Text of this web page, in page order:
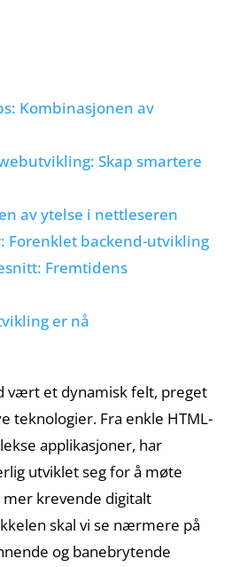
Kombinasjonen av
Skap smartere
av ytelse i nettleseren
Forenklet backend-utvikling
Fremtidens
er nå
vært et dynamisk felt, preget
teknologier. Fra enkle HTML-
applikasjoner, har
utviklet seg for å møte
krevende digitalt
skal vi se nærmere på
og banebrytende